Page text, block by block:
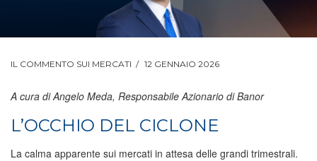
IL COMMENTO SUI MERCATI 12 GENNAIO 2026
A cura di Angelo Meda, Responsabile Azionario di Banor
L’OCCHIO DEL CICLONE
La calma apparente sui mercati in attesa delle grandi trimestrali.